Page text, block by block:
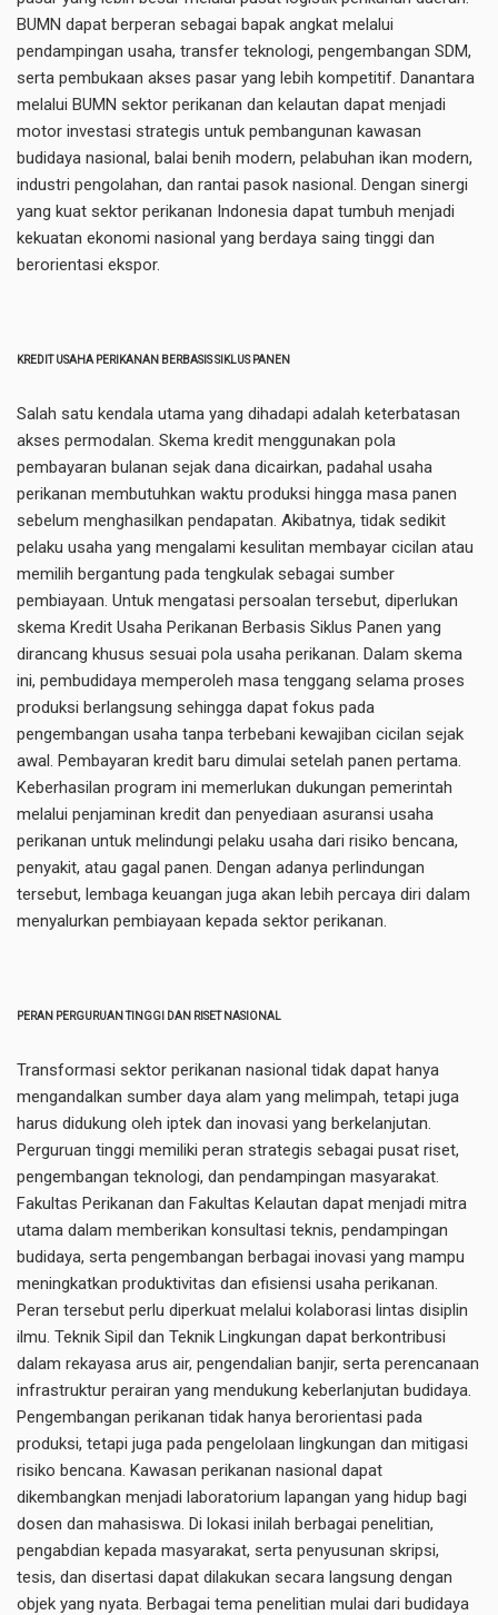
BUMN dapat berperan sebagai bapak angkat melalui
pendampingan usaha, transfer teknologi, pengembangan SDM,
serta pembukaan akses pasar yang lebih kompetitif. Danantara
melalui BUMN sektor perikanan dan kelautan dapat menjadi
motor investasi strategis untuk pembangunan kawasan
budidaya nasional, balai benih modern, pelabuhan ikan modern,
industri pengolahan, dan rantai pasok nasional. Dengan sinergi
yang kuat sektor perikanan Indonesia dapat tumbuh menjadi
kekuatan ekonomi nasional yang berdaya saing tinggi dan
berorientasi ekspor.
KREDIT USAHA PERIKANAN BERBASIS SIKLUS PANEN
Salah satu kendala utama yang dihadapi adalah keterbatasan
akses permodalan. Skema kredit menggunakan pola
pembayaran bulanan sejak dana dicairkan, padahal usaha
perikanan membutuhkan waktu produksi hingga masa panen
sebelum menghasilkan pendapatan. Akibatnya, tidak sedikit
pelaku usaha yang mengalami kesulitan membayar cicilan atau
memilih bergantung pada tengkulak sebagai sumber
pembiayaan. Untuk mengatasi persoalan tersebut, diperlukan
skema Kredit Usaha Perikanan Berbasis Siklus Panen yang
dirancang khusus sesuai pola usaha perikanan. Dalam skema
ini, pembudidaya memperoleh masa tenggang selama proses
produksi berlangsung sehingga dapat fokus pada
pengembangan usaha tanpa terbebani kewajiban cicilan sejak
awal. Pembayaran kredit baru dimulai setelah panen pertama.
Keberhasilan program ini memerlukan dukungan pemerintah
melalui penjaminan kredit dan penyediaan asuransi usaha
perikanan untuk melindungi pelaku usaha dari risiko bencana,
penyakit, atau gagal panen. Dengan adanya perlindungan
tersebut, lembaga keuangan juga akan lebih percaya diri dalam
menyalurkan pembiayaan kepada sektor perikanan.
PERAN PERGURUAN TINGGI DAN RISET NASIONAL
Transformasi sektor perikanan nasional tidak dapat hanya
mengandalkan sumber daya alam yang melimpah, tetapi juga
harus didukung oleh iptek dan inovasi yang berkelanjutan.
Perguruan tinggi memiliki peran strategis sebagai pusat riset,
pengembangan teknologi, dan pendampingan masyarakat.
Fakultas Perikanan dan Fakultas Kelautan dapat menjadi mitra
utama dalam memberikan konsultasi teknis, pendampingan
budidaya, serta pengembangan berbagai inovasi yang mampu
meningkatkan produktivitas dan efisiensi usaha perikanan.
Peran tersebut perlu diperkuat melalui kolaborasi lintas disiplin
ilmu. Teknik Sipil dan Teknik Lingkungan dapat berkontribusi
dalam rekayasa arus air, pengendalian banjir, serta perencanaan
infrastruktur perairan yang mendukung keberlanjutan budidaya.
Pengembangan perikanan tidak hanya berorientasi pada
produksi, tetapi juga pada pengelolaan lingkungan dan mitigasi
risiko bencana. Kawasan perikanan nasional dapat
dikembangkan menjadi laboratorium lapangan yang hidup bagi
dosen dan mahasiswa. Di lokasi inilah berbagai penelitian,
pengabdian kepada masyarakat, serta penyusunan skripsi,
tesis, dan disertasi dapat dilakukan secara langsung dengan
objek yang nyata. Berbagai tema penelitian mulai dari budidaya